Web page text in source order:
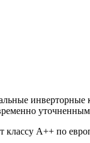
инверторные
классу А++ по